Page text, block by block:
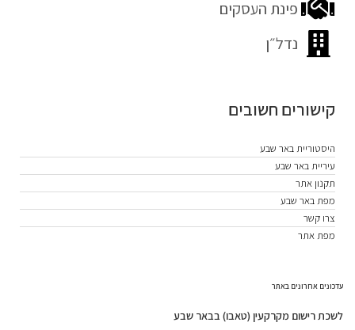
פינת העסקים
נדל״ן
קישורים חשובים
היסטוריית באר שבע
עיריית באר שבע
תקנון אתר
מפת באר שבע
צרו קשר
מפת אתר
עדכונים אחרונים באתר
לשכת רישום מקרקעין (טאבו) בבאר שבע